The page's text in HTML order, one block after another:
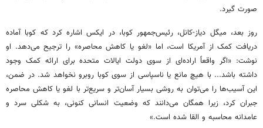
صورت گیرد.
روز بعد، میگل دیاز-کانل، رئیس‌جمهور کوبا، در ایکس اشاره کرد که کوبا آماده
دریافت کمک از آمریکا است، اما «لغو یا کاهش محاصره» را ترجیح می‌دهد. او
نوشت: «اگر واقعاً اراده‌ای از سوی دولت ایالات متحده برای ارائه کمک وجود
داشته باشد... با هیچ مانع یا ناسپاسی از سوی کوبا روبرو نخواهد شد. در ضمن،
این آسیب‌ها را می‌توان به روشی بسیار آسان‌تر و سریع‌تر با لغو یا کاهش محاصره
جبران کرد، زیرا همگان می‌دانند که وضعیت انسانی کنونی، به شکلی سرد و
عامدانه محاسبه و القا شده است.»